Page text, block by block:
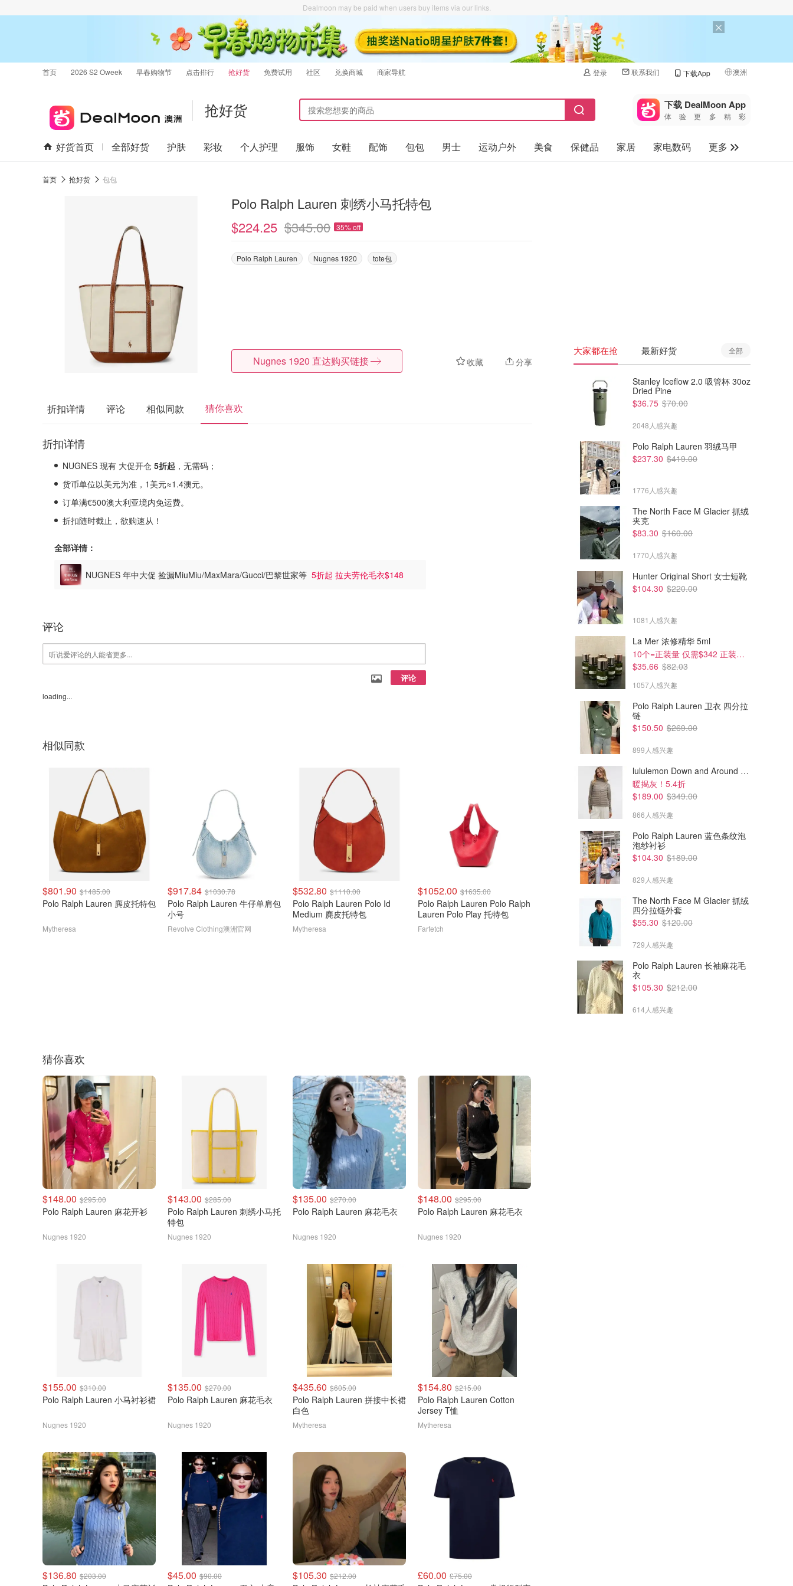
Dealmoon may be paid when users buy items via our links.
首页 2026 S2 Oweek 早春购物节 点击排行 抢好货 免费试用 社区 兑换商城 商家导航 登录 联系我们 下载App 澳洲
🇺🇸
🇨🇳 中国
🇨🇦加拿大
抢好货 下载 DealMoon App
体验更多精彩
好货首页 全部好货 护肤 彩妆 个人护理 服饰 女鞋 配饰 包包 男士 运动户外 美食 保健品 家居 家电数码
更多
首页 抢好货 包包
Polo Ralph Lauren 刺绣小马托特包
$224.25 $345.00 35% off
Polo Ralph Lauren Nugnes 1920 tote包
收藏 分享
Nugnes 1920 直达购买链接
折扣详情 评论 相似同款 猜你喜欢
折扣详情
NUGNES 现有 大促开仓 5折起 ，无需码；
货币单位以美元为准，1美元≈1.4澳元。
订单满€500澳大利亚境内免运费。
折扣随时截止，欲购速从！
全部详情：
NUGNES 年中大促 捡漏MiuMiu/MaxMara/Gucci/巴黎世家等 5折起 拉夫劳伦毛衣$148
评论
评论
loading...
相似同款
$801.90 $1485.00
Polo Ralph Lauren 麂皮托特包
Mytheresa
$917.84 $1030.78
Polo Ralph Lauren 牛仔单肩包
小号
Revolve Clothing澳洲官网
$532.80 $1110.00
Polo Ralph Lauren Polo Id
Medium 麂皮托特包
Mytheresa
$1052.00 $1635.00
Polo Ralph Lauren Polo Ralph
Lauren Polo Play 托特包
Farfetch
Polo Ralph Lauren Shopper
中号皮手提包
Polo Ralph Lauren Polo Play
大号麂皮托特包 米色
Mytheresa
猜你喜欢
$148.00 $295.00
Polo Ralph Lauren 麻花开衫
Nugnes 1920
$143.00 $285.00
Polo Ralph Lauren 刺绣小马托
特包
Nugnes 1920
$135.00 $270.00
Polo Ralph Lauren 麻花毛衣
Nugnes 1920
$148.00 $295.00
Polo Ralph Lauren 麻花毛衣
Nugnes 1920
$155.00 $310.00
Polo Ralph Lauren 小马衬衫裙
Nugnes 1920
$135.00 $270.00
Polo Ralph Lauren 麻花毛衣
Nugnes 1920
$435.60 $605.00
Polo Ralph Lauren 拼接中长裙
白色
Mytheresa
$154.80 $215.00
Polo Ralph Lauren Cotton
Jersey T恤
Mytheresa
$136.80 $203.00 $45.00 $90.00 $105.30 $212.00 £60.00 £75.00
大家都在抢 最新好货 全部
Stanley Iceflow 2.0 吸管杯 30oz
Dried Pine
$36.75 $70.00
2048人感兴趣
Polo Ralph Lauren 羽绒马甲
$237.30 $419.00
1776人感兴趣
The North Face M Glacier 抓绒
夹克
$83.30 $160.00
1770人感兴趣
Hunter Original Short 女士短靴
$104.30 $220.00
1081人感兴趣
La Mer 浓修精华 5ml
10个=正装量 仅需$342 正装半价！
$35.66 $82.03
1057人感兴趣
Polo Ralph Lauren 卫衣 四分拉
链
$150.50 $269.00
899人感兴趣
lululemon Down and Around 羽绒夹克
暖揭灰！5.4折
$189.00 $349.00
866人感兴趣
Polo Ralph Lauren 蓝色条纹泡
泡纱衬衫
$104.30 $189.00
829人感兴趣
The North Face M Glacier 抓绒
四分拉链外套
$55.30 $120.00
729人感兴趣
Polo Ralph Lauren 长袖麻花毛
衣
$105.30 $212.00
614人感兴趣